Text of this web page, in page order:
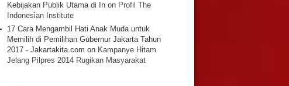
Kebijakan Publik Utama di Inon Profil The
Indonesian Institute
17 Cara Mengambil Hati Anak Muda untuk
Memilih di Pemilihan Gubernur Jakarta Tahun
2017 - Jakartakita.com on Kampanye Hitam
Jelang Pilpres 2014 Rugikan Masyarakat